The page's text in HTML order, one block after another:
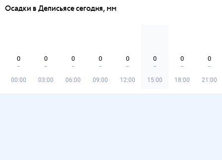
Осадки в Делисьясе сегодня, мм
0
00:00
0
03:00
0
06:00
0
09:00
0
12:00
0
15:00
0
18:00
0
21:00